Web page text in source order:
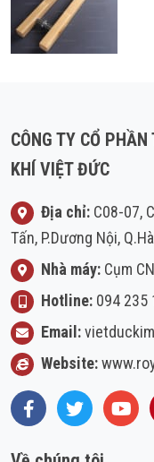
CÔNG TY CỔ
KHÍ VIỆT ĐỨC
Địa chỉ: C08-07,
Tấn, P.Dương Nội,
Nhà máy: Cụm
Hotline: 094 235
Email:
Website:
FacebookTwitter